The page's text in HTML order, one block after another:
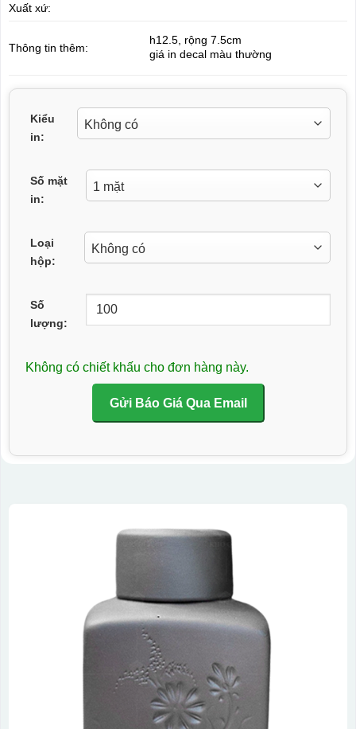
Xuất xứ:
Thông tin thêm:
h12.5, rộng 7.5cm
giá in decal màu thường
Kiểu
in:
Số mặt
in:
Loại
hộp:
Số
lượng:
Không có chiết khấu cho đơn hàng này.
Gửi Báo Giá Qua Email